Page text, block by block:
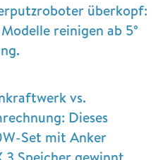
überkopf:
reinigen ab 5°
vs.
Dieses
Set mit Anker